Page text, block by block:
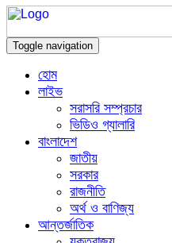
Toggle navigation
হোম
লাইভ
সরাসরি সম্প্রচার
ভিডিও গ্যালারি
বাংলাদেশ
জাতীয়
সরকার
রাজনীতি
অর্থ ও বাণিজ্য
আন্তর্জাতিক